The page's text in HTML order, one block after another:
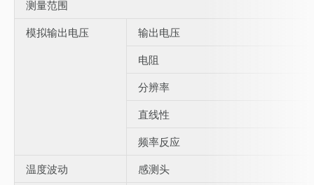
测量范围
模拟输出电压
输出电压
电阻
分辨率
直线性
频率反应
温度波动
感测头